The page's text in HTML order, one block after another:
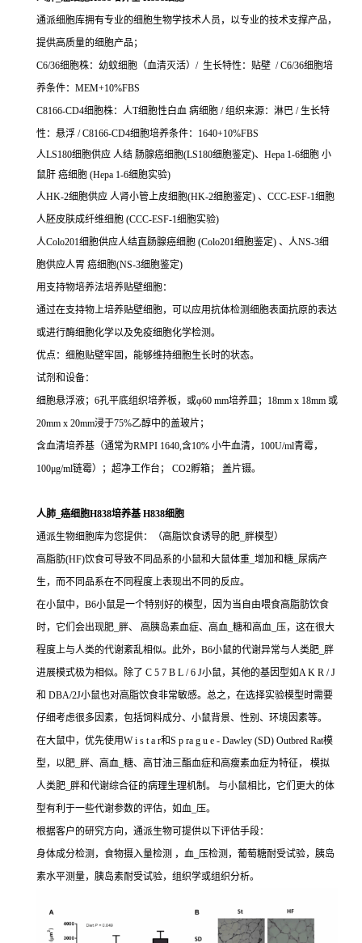
通派细胞库拥有专业的细胞生物学技术人员，以专业的技术支撑产品，
提供高质量的细胞产品；
C6/36细胞株：幼蚊细胞（血清灭活）/ 生长特性：贴壁 / C6/36细胞培
养条件：MEM+10%FBS
C8166-CD4细胞株：人T细胞性白血 病细胞 / 组织来源：淋巴 / 生长特
性：悬浮 / C8166-CD4细胞培养条件：1640+10%FBS
人LS180细胞供应 人结 肠腺癌细胞(LS180细胞鉴定)、Hepa 1-6细胞 小
鼠肝 癌细胞 (Hepa 1-6细胞实验)
人HK-2细胞供应 人肾小管上皮细胞(HK-2细胞鉴定) 、CCC-ESF-1细胞
人胚皮肤成纤维细胞 (CCC-ESF-1细胞实验)
人Colo201细胞供应人结直肠腺癌细胞 (Colo201细胞鉴定) 、人NS-3细
胞供应人胃 癌细胞(NS-3细胞鉴定)
用支持物培养法培养贴壁细胞：
通过在支持物上培养贴壁细胞，可以应用抗体检测细胞表面抗原的表达
或进行酶细胞化学以及免疫细胞化学检测。
优点：细胞贴壁牢固，能够维持细胞生长时的状态。
试剂和设备：
细胞悬浮液；6孔平底组织培养板，或φ60 mm培养皿；18mm x 18mm 或
20mm x 20mm浸于75%乙醇中的盖玻片；
含血清培养基（通常为RMPI 1640,含10% 小牛血清，100U/ml青霉，
100μg/ml链霉）；超净工作台； CO2孵箱； 盖片镊。
人肺_癌细胞H838培养基 H838细胞
通派生物细胞库为您提供：（高脂饮食诱导的肥_胖模型）
高脂肪(HF)饮食可导致不同品系的小鼠和大鼠体重_增加和糖_尿病产
生，而不同品系在不同程度上表现出不同的反应。
在小鼠中，B6小鼠是一个特别好的模型，因为当自由喂食高脂肪饮食
时，它们会出现肥_胖、 高胰岛素血症、高血_糖和高血_压，这在很大
程度上与人类的代谢紊乱相似。此外，B6小鼠的代谢异常与人类肥_胖
进展模式极为相似。除了 C 5 7 B L / 6 J小鼠，其他的基因型如A K R / J
和 DBA/2J小鼠也对高脂饮食非常敏感。总之，在选择实验模型时需要
仔细考虑很多因素，包括饲料成分、小鼠背景、性别、环境因素等。
在大鼠中，优先使用W i s t a r和S p ra g u e - Dawley (SD) Outbred Rat模
型，以肥_胖、高血_糖、高甘油三酯血症和高瘦素血症为特征， 模拟
人类肥_胖和代谢综合征的病理生理机制。 与小鼠相比，它们更大的体
型有利于一些代谢参数的评估，如血_压。
根据客户的研究方向，通派生物可提供以下评估手段：
身体成分检测，食物摄入量检测 ，血_压检测，葡萄糖耐受试验，胰岛
素水平测量，胰岛素耐受试验，组织学或组织分析。